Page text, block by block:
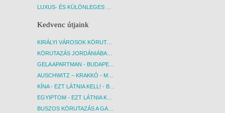
LUXUS- ÉS KÜLÖNLEGES UTAK
Kedvenc útjaink
KIRÁLYI VÁROSOK KÖRUTAZÁS KÖZVETLEN REPÜLŐJÁRATTAL - BUDAPEST, REPÜLŐ
KÖRUTAZÁS JORDÁNIÁBAN, HOLT-TENGERI PIHENÉSSEL - BUDAPEST, REPÜLŐ
GELA APARTMAN - BUDAPEST, REPÜLŐ
AUSCHWITZ – KRAKKÓ - MEGRÁZÓ IDŐUTAZÁS! - BUDAPEST, BUSZ
KÍNA - EZT LÁTNIA KELL! - BUDAPEST, REPÜLŐ
EGYIPTOM - EZT LÁTNIA KELL! - BUDAPEST, REPÜLŐ
BUSZOS KÖRUTAZÁS A GARDA-TÓ KÖRNYÉKÉN - BUDAPEST, BUSZ